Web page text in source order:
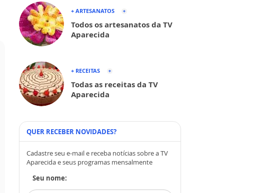
+ ARTESANATOS
Todos os artesanatos da TV
Aparecida
+ RECEITAS
Todas as receitas da TV
Aparecida
QUER RECEBER NOVIDADES?
Cadastre seu e-mail e receba notícias sobre a TV
Aparecida e seus programas mensalmente
Seu nome: